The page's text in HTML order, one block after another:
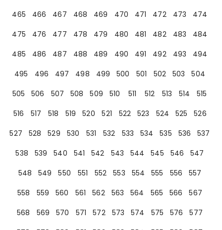
465
466 467 468 469 470 471 472 473
474
475
476 477 478 479 480 481 482 483
484
485
486 487 488 489 490 491 492 493
494
495
496 497 498 499 500 501 502 503
504
505
506 507 508 509 510 511 512 513 514
515
516
517 518 519 520 521 522 523 524 525
526
527
528 529 530 531 532 533 534 535 536
537
538
539 540 541 542 543 544 545 546
547
548
549 550 551 552 553 554 555 556
557
558
559 560 561 562 563 564 565 566
567
568
569 570 571 572 573 574 575 576
577